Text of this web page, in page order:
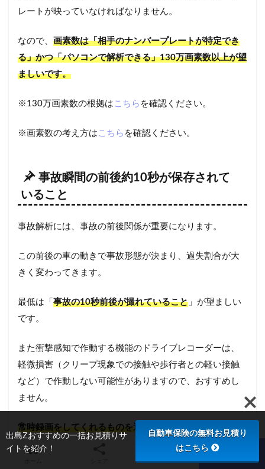
レートが映っていなければなりません。
なので、 画素数は「相手のナンバープレートが特定でき
る」かつ「パソコンで解析できる」130万画素数以上が望
ましいです。
※130万画素数の根拠は こちら を確認ください。
※画素数の考え方は こちら を確認ください。
事故瞬間の前後約10秒が保存されて
いること
事故解析には、事故の前後関係が重要になります。
この前後の車の動きで事故形態が決まり、過失割合が大
きく変わってきます。
最低は「 事故の10秒前後が撮れていること 」が望ましい
です。
また衝撃感知で作動する機能のドライブレコーダーは、
軽微損害（クリープ現象での接触や歩行者との軽い接触
など）で作動しない可能性がありますので、おすすめし
ません。
常時録画をしてくれるものを選びましょう。
メニュー TOPへ
出島Zおすすめの一括お見積りサ
イトを紹介！
自動車保険の無料お見積り
はこちら